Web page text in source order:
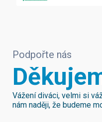
Podpořte nás
Vážení diváci, velmi si
nám naději, že budeme